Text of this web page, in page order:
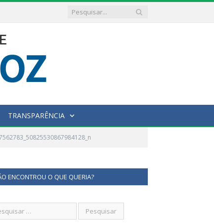
TRANSPARÊNCIA
ENCONTROU O QUE QUERIA?